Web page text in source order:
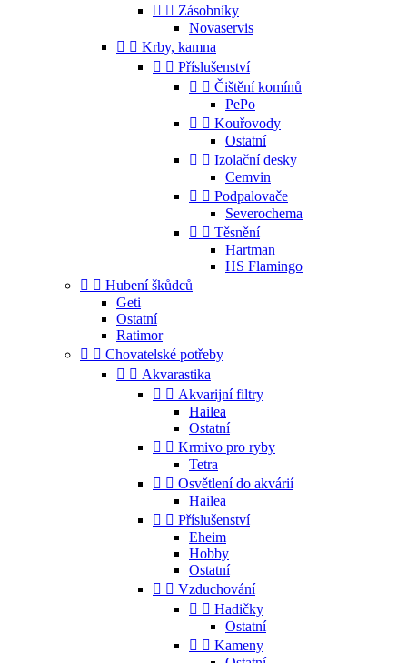
  Zásobníky
Novaservis
  Krby, kamna
  Příslušenství
  Čištění komínů
PePo
  Kouřovody
Ostatní
  Izolační desky
Cemvin
  Podpalovače
Severochema
  Těsnění
Hartman
HS Flamingo
  Hubení škůdců
Geti
Ostatní
Ratimor
  Chovatelské potřeby
  Akvarastika
  Akvarijní filtry
Hailea
Ostatní
  Krmivo pro ryby
Tetra
  Osvětlení do akvárií
Hailea
  Příslušenství
Eheim
Hobby
Ostatní
  Vzduchování
  Hadičky
Ostatní
  Kameny